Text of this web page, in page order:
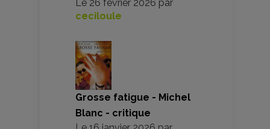
Le 26 février 2026 par
ceciloule
Grosse fatigue - Michel
Blanc - critique